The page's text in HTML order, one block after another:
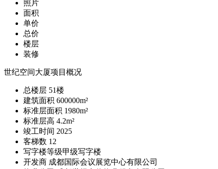
照片
面积
单价
总价
楼层
装修
世纪空间大厦项目概况
总楼层 51楼
建筑面积 600000m²
标准层面积 1980m²
标准层高 4.2m²
竣工时间 2025
客梯数 12
写字楼等级甲级写字楼
开发商 成都国际会议展览中心有限公司